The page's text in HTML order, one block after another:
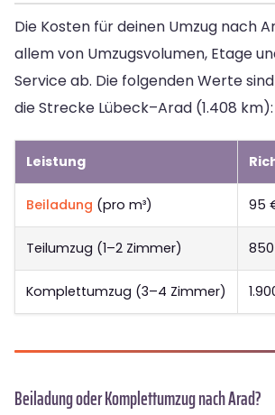
Die Kosten für deinen Umzug nach
allem von Umzugsvolumen, Etage
Service ab. Die folgenden Werte
die Strecke Lübeck–Arad (1.408 km):
Leistung
Beiladung (pro m³) 95
Teilumzug (1–2 Zimmer)
Komplettumzug (3–4 Zimmer)
Beiladung oder Komplettumzug nach Arad?